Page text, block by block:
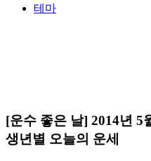
테마
[운수 좋은 날] 2014년 5
생년별 오늘의 운세